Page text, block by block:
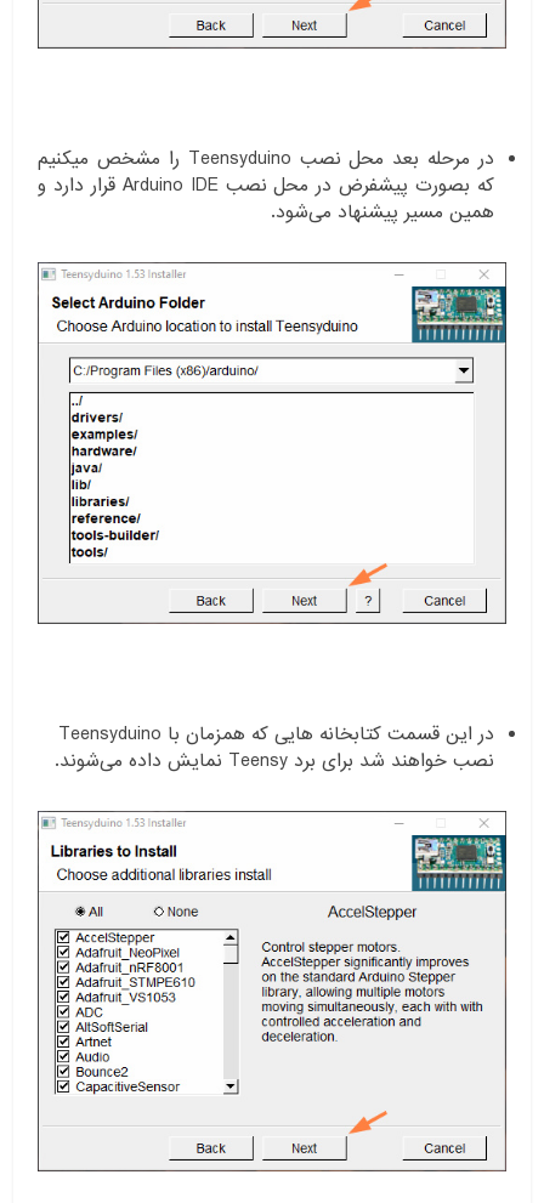
در مرحله بعد محل نصب Teensyduino را مشخص میکنیم
که بصورت پیشفرض در محل نصب Arduino IDE قرار دارد و
همین مسیر پیشنهاد می‌شود.
در این قسمت کتابخانه هایی که همزمان با Teensyduino
نصب خواهند شد برای برد Teensy نمایش داده می‌شوند.